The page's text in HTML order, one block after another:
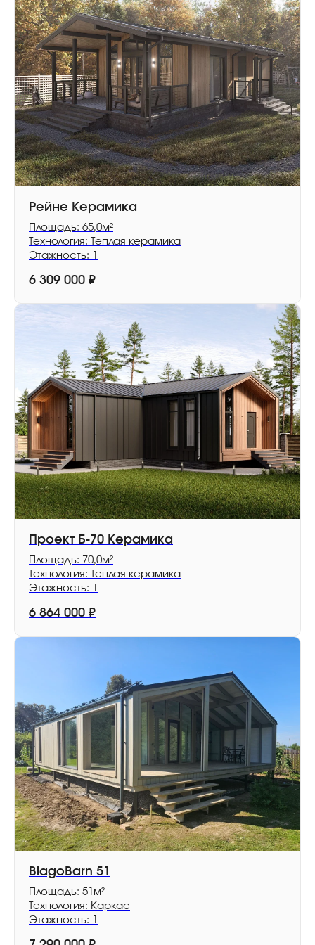
Рейне Керамика
Площадь: 65,0м²
Технология: Теплая керамика
Этажность: 1
6 309 000 ₽
Проект Б-70 Керамика
Площадь: 70,0м²
Технология: Теплая керамика
Этажность: 1
6 864 000 ₽
BlagoBarn 51
Площадь: 51м²
Технология: Каркас
Этажность: 1